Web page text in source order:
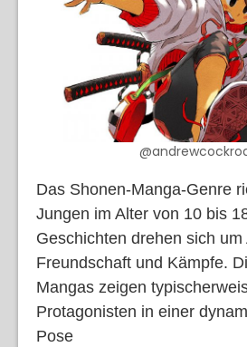
Das Shonen-Manga-Genre
Jungen im Alter von 10 bis
Geschichten drehen sich um
Freundschaft und Kämpfe.
Mangas zeigen
Protagonisten in einer
Pose